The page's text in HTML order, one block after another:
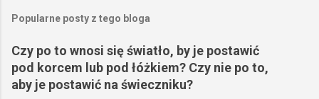
Popularne posty z tego bloga
Czy po to wnosi się światło, by je postawić
pod korcem lub pod łóżkiem? Czy nie po to,
aby je postawić na świeczniku?